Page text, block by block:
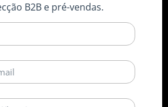
B2B e pré-vendas.